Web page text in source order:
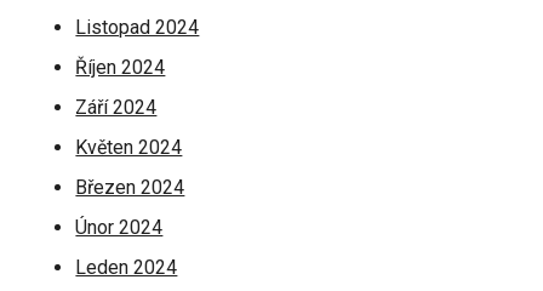
Listopad 2024
Říjen 2024
Září 2024
Květen 2024
Březen 2024
Únor 2024
Leden 2024